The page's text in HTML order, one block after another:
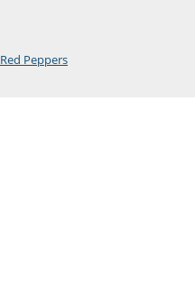
Red Peppers